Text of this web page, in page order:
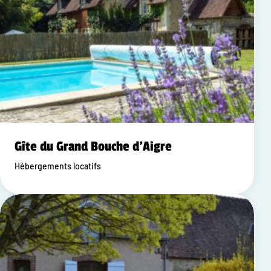
Gîte du Grand Bouche d'Aigre
Hébergements locatifs